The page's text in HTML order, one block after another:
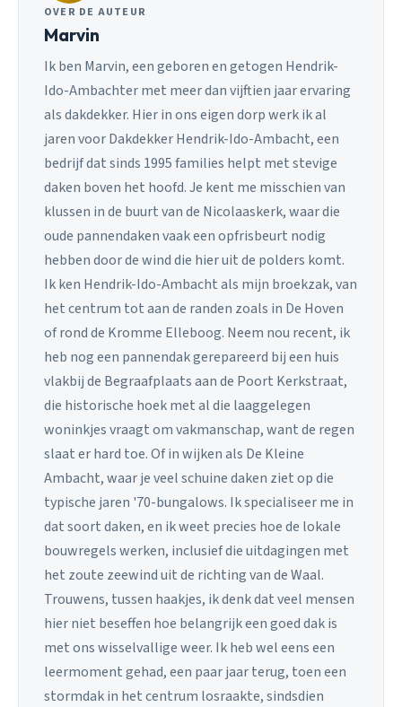
OVER DE AUTEUR
Marvin
Ik ben Marvin, een geboren en getogen Hendrik-
Ido-Ambachter met meer dan vijftien jaar ervaring
als dakdekker. Hier in ons eigen dorp werk ik al
jaren voor Dakdekker Hendrik-Ido-Ambacht, een
bedrijf dat sinds 1995 families helpt met stevige
daken boven het hoofd. Je kent me misschien van
klussen in de buurt van de Nicolaaskerk, waar die
oude pannendaken vaak een opfrisbeurt nodig
hebben door de wind die hier uit de polders komt.
Ik ken Hendrik-Ido-Ambacht als mijn broekzak, van
het centrum tot aan de randen zoals in De Hoven
of rond de Kromme Elleboog. Neem nou recent, ik
heb nog een pannendak gerepareerd bij een huis
vlakbij de Begraafplaats aan de Poort Kerkstraat,
die historische hoek met al die laaggelegen
woninkjes vraagt om vakmanschap, want de regen
slaat er hard toe. Of in wijken als De Kleine
Ambacht, waar je veel schuine daken ziet op die
typische jaren '70-bungalows. Ik specialiseer me in
dat soort daken, en ik weet precies hoe de lokale
bouwregels werken, inclusief die uitdagingen met
het zoute zeewind uit de richting van de Waal.
Trouwens, tussen haakjes, ik denk dat veel mensen
hier niet beseffen hoe belangrijk een goed dak is
met ons wisselvallige weer. Ik heb wel eens een
leermoment gehad, een paar jaar terug, toen een
stormdak in het centrum losraakte, sindsdien